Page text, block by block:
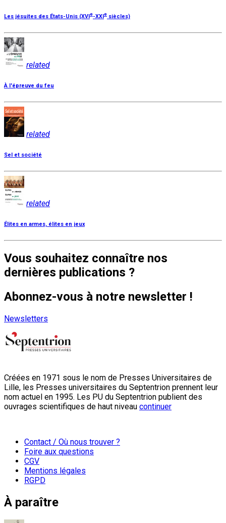
Les jésuites des États-Unis (XVI e-XXI e siècles)
related
À l'épreuve du feu
related
Sel et société
related
Élites en armes, élites en jeux
Vous souhaitez connaître nos
dernières publications ?
Abonnez-vous à notre newsletter !
Newsletters
Créées en 1971 sous le nom de Presses Universitaires de
Lille, les Presses universitaires du Septentrion prennent leur
nom actuel en 1995. Les PU du Septentrion publient des
ouvrages scientifiques de haut niveau continuer
Contact / Où nous trouver ?
Foire aux questions
CGV
Mentions légales
RGPD
À paraître